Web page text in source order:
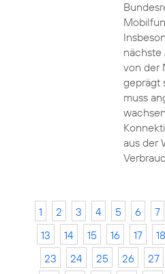
nächste
von der
geprägt
muss
aus der
1 2 3 4 5 6 7
13
14 15 16 17 18
23
24 25 26 27